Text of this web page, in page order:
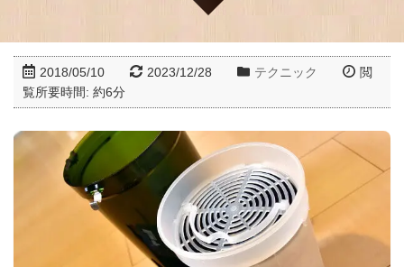
2018/05/10 2023/12/28 テクニック
閲
覧所要時間: 約6分